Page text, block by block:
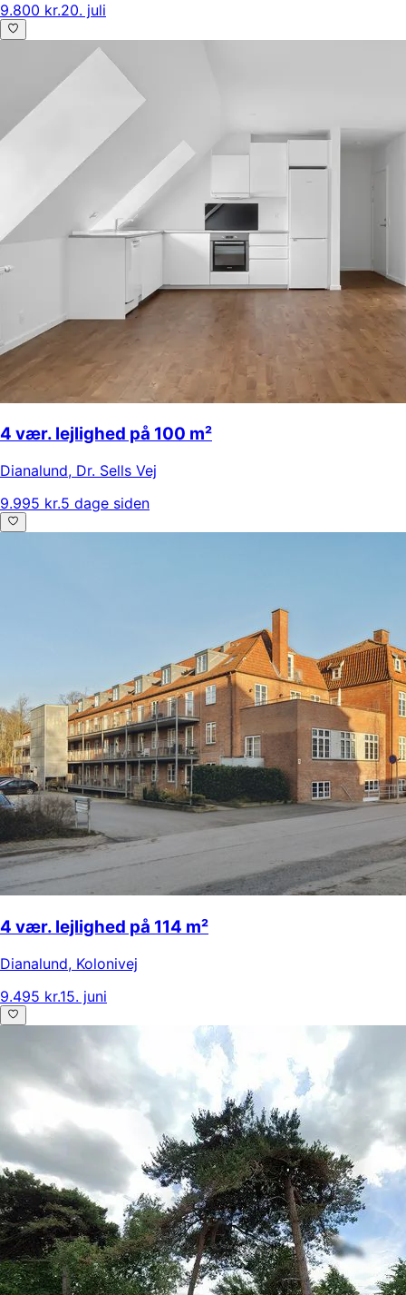
9.800 kr.20. juli
4 vær. lejlighed på 100 m²
Dianalund, Dr. Sells Vej
9.995 kr.5 dage siden
4 vær. lejlighed på 114 m²
Dianalund, Kolonivej
9.495 kr.15. juni